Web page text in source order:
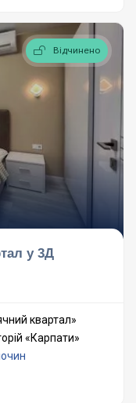
Відчинено
у 3Д
квартал»
«Карпати»